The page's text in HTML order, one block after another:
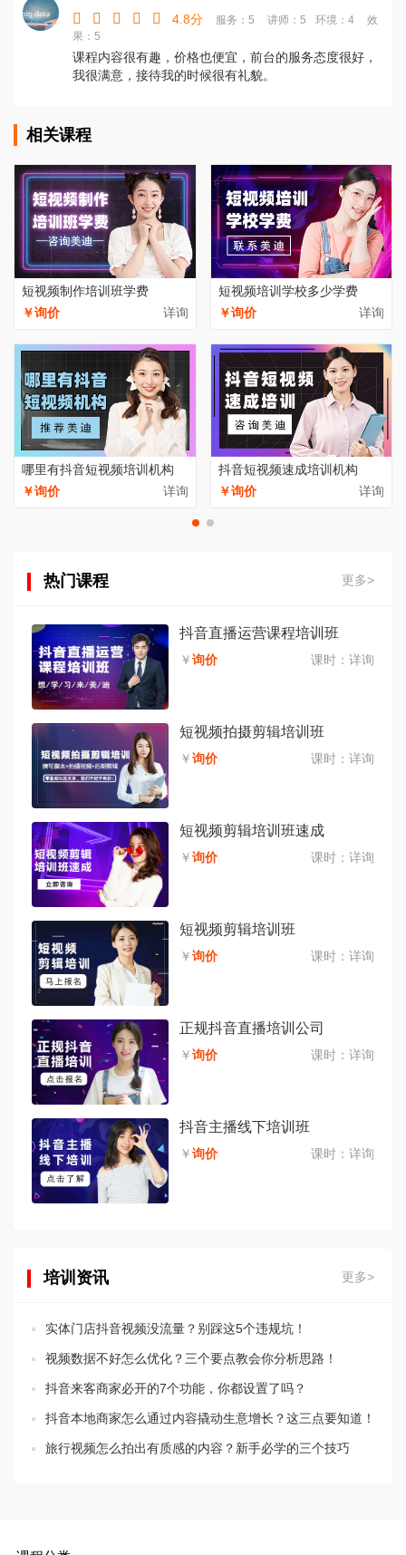
4.8分
服务：5 讲师：5 环境：4
效
果：5
课程内容很有趣，价格也便宜，前台的服务态度很好，
我很满意，接待我的时候很有礼貌。
相关课程
短视频制作培训班学费
￥询价
详询
短视频培训学校多少学费
￥询价
详询
哪里有抖音短视频培训机构
￥询价
详询
抖音短视频速成培训机构
￥询价
详询
热门课程 更多>
抖音直播运营课程培训班
￥询价 课时： 详询
短视频拍摄剪辑培训班
￥询价 课时： 详询
短视频剪辑培训班速成
￥询价 课时： 详询
短视频剪辑培训班
￥询价 课时： 详询
正规抖音直播培训公司
￥询价 课时： 详询
抖音主播线下培训班
￥询价 课时： 详询
培训资讯 更多>
实体门店抖音视频没流量？别踩这5个违规坑！
视频数据不好怎么优化？三个要点教会你分析思路！
抖音来客商家必开的7个功能，你都设置了吗？
抖音本地商家怎么通过内容撬动生意增长？这三点要知道！
旅行视频怎么拍出有质感的内容？新手必学的三个技巧